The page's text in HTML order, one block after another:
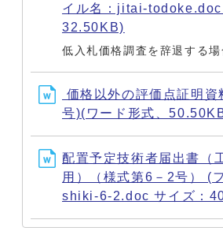
イル名：jitai-todoke.doc
32.50KB)
低入札価格調査を辞退する場
価格以外の評価点証明
号)(ワード形式、
配置予定技術者届出書（
用）（様式第6－2号） (
shiki-6-2.doc サイズ：